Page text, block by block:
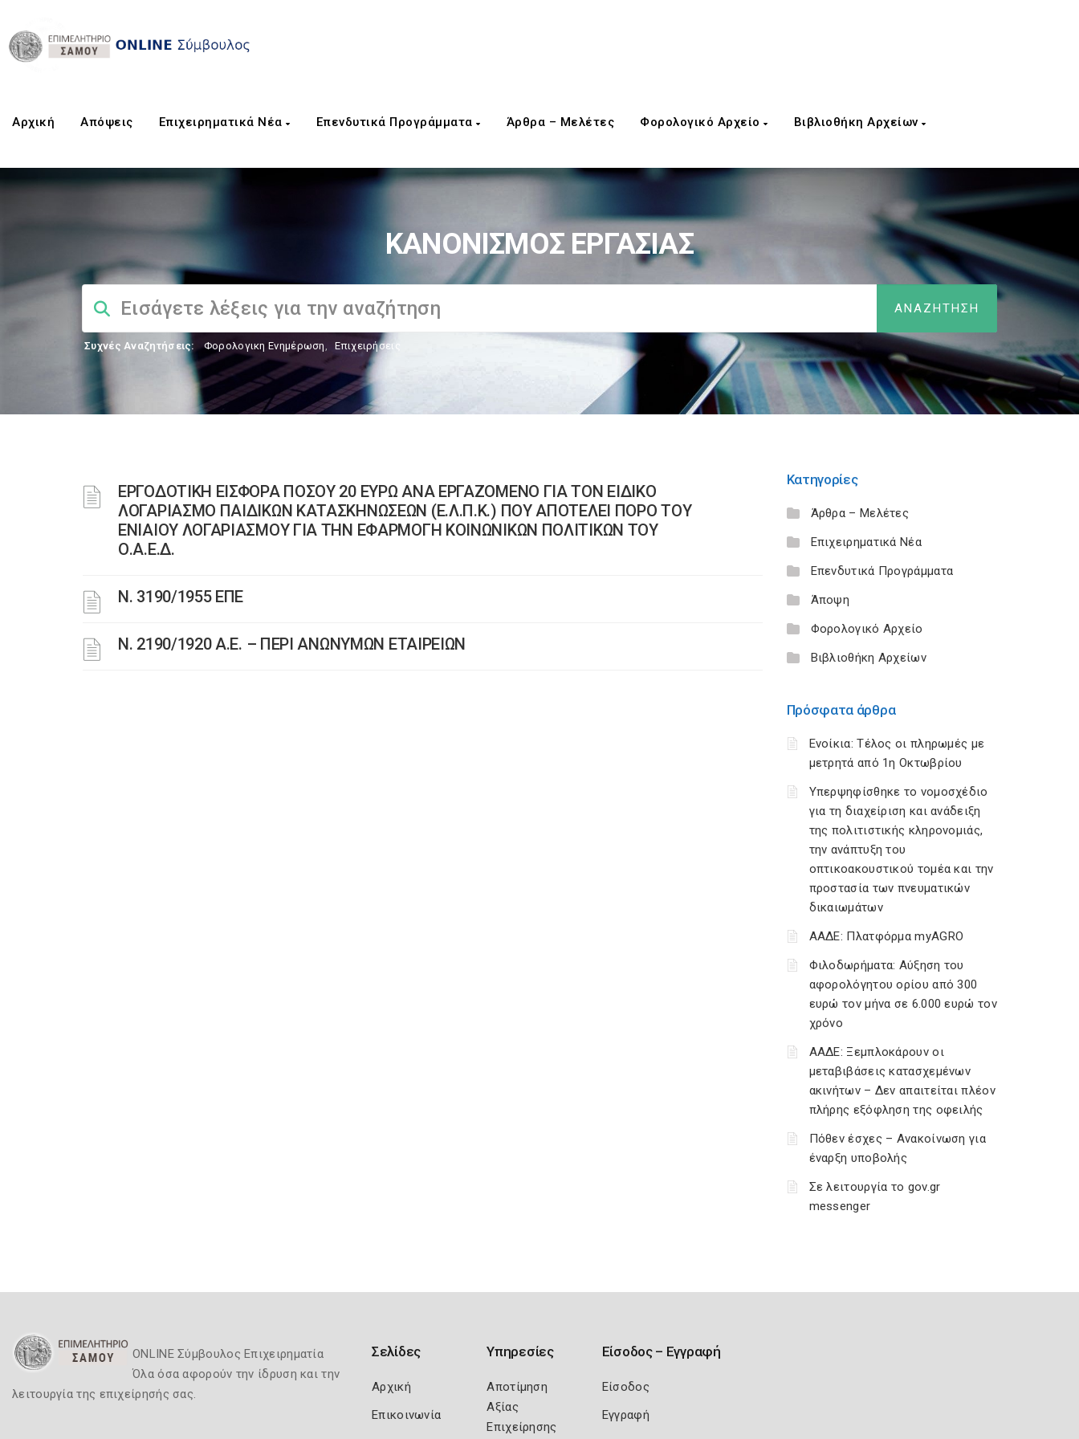
Αρχική Aπόψεις Επιχειρηματικά Νέα Επενδυτικά Προγράμματα Άρθρα – Μελέτες Φορολογικό Αρχείο Βιβλιοθήκη Αρχείων
ΚΑΝΟΝΙΣΜΟΣ ΕΡΓΑΣΙΑΣ
Συχνές Αναζητήσεις: Φορολογικη Ενημέρωση, Επιχειρήσεις
ΕΡΓΟΔΟΤΙΚΗ ΕΙΣΦΟΡΑ ΠΟΣΟΥ 20 ΕΥΡΩ ΑΝΑ ΕΡΓΑΖΟΜΕΝΟ ΓΙΑ ΤΟΝ ΕΙΔΙΚΟ
ΛΟΓΑΡΙΑΣΜΟ ΠΑΙΔΙΚΩΝ ΚΑΤΑΣΚΗΝΩΣΕΩΝ (Ε.Λ.Π.Κ.) ΠΟΥ ΑΠΟΤΕΛΕΙ ΠΟΡΟ ΤΟΥ
ΕΝΙΑΙΟΥ ΛΟΓΑΡΙΑΣΜΟΥ ΓΙΑ ΤΗΝ ΕΦΑΡΜΟΓΗ ΚΟΙΝΩΝΙΚΩΝ ΠΟΛΙΤΙΚΩΝ ΤΟΥ
Ο.Α.Ε.Δ.
Ν. 3190/1955 ΕΠΕ
Ν. 2190/1920 Α.Ε. – ΠΕΡΙ ΑΝΩΝΥΜΩΝ ΕΤΑΙΡΕΙΩΝ
Κατηγορίες
Άρθρα – Μελέτες
Επιχειρηματικά Νέα
Επενδυτικά Προγράμματα
Άποψη
Φορολογικό Αρχείο
Βιβλιοθήκη Αρχείων
Πρόσφατα άρθρα
Ενοίκια: Τέλος οι πληρωμές με
μετρητά από 1η Οκτωβρίου
Υπερψηφίσθηκε το νομοσχέδιο
για τη διαχείριση και ανάδειξη
της πολιτιστικής κληρονομιάς,
την ανάπτυξη του
οπτικοακουστικού τομέα και την
προστασία των πνευματικών
δικαιωμάτων
ΑΑΔΕ: Πλατφόρμα myAGRO
Φιλοδωρήματα: Αύξηση του
αφορολόγητου ορίου από 300
ευρώ τον μήνα σε 6.000 ευρώ τον
χρόνο
ΑΑΔΕ: Ξεμπλοκάρουν οι
μεταβιβάσεις κατασχεμένων
ακινήτων – Δεν απαιτείται πλέον
πλήρης εξόφληση της οφειλής
Πόθεν έσχες – Ανακοίνωση για
έναρξη υποβολής
Σε λειτουργία το gov.gr
messenger
ONLINE Σύμβουλος Επιχειρηματία
Όλα όσα αφορούν την ίδρυση και την
λειτουργία της επιχείρησής σας.
Σελίδες
Αρχική
Επικοινωνία
Υπηρεσίες
Αποτίμηση
Αξίας
Επιχείρησης
Είσοδος – Εγγραφή
Είσοδος
Εγγραφή